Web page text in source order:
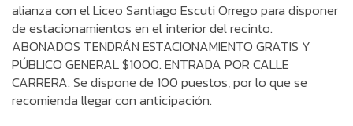
alianza con el Liceo Santiago Escuti Orrego para disponer
de estacionamientos en el interior del recinto.
ABONADOS TENDRÁN ESTACIONAMIENTO GRATIS Y
PÚBLICO GENERAL $1000. ENTRADA POR CALLE
CARRERA. Se dispone de 100 puestos, por lo que se
recomienda llegar con anticipación.